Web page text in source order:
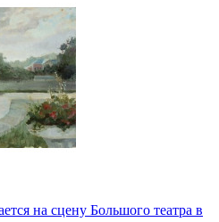
на сцену Большого театра в